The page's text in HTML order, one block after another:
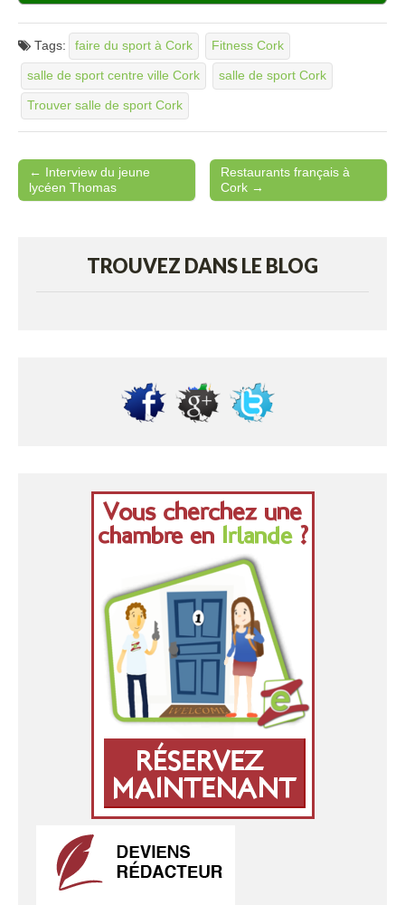
Tags: faire du sport à Cork Fitness Cork
salle de sport centre ville Cork salle de sport Cork
Trouver salle de sport Cork
Post navigation
← Interview du jeune
lycéen Thomas
Restaurants français à
Cork →
TROUVEZ DANS LE BLOG